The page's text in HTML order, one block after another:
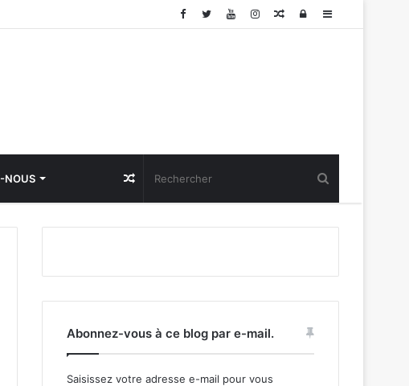
Sidebar
Connexion
Article
NOUS Article
Aléatoire
Abonnez-vous à ce blog par e-mail.
Saisissez votre adresse e-mail pour vous